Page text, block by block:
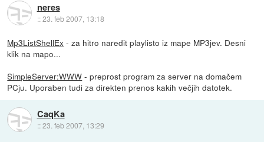
neres
::23. feb 2007, 13:18
Mp3ListShellEx - za hitro naredit playlisto iz mape MP3jev. Desni
klik na mapo...
SimpleServer:WWW - preprost program za server na domačem
PCju. Uporaben tudi za direkten prenos kakih večjih datotek.
CaqKa
::23. feb 2007, 13:29